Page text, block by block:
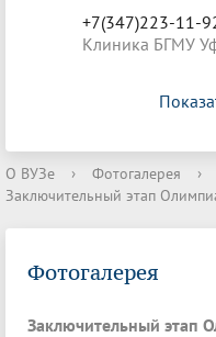
+7(347)223-11-
Клиника БГМУ
О ВУЗе › Фотогалерея
›
Заключительный этап
Фотогалерея
Заключительный этап